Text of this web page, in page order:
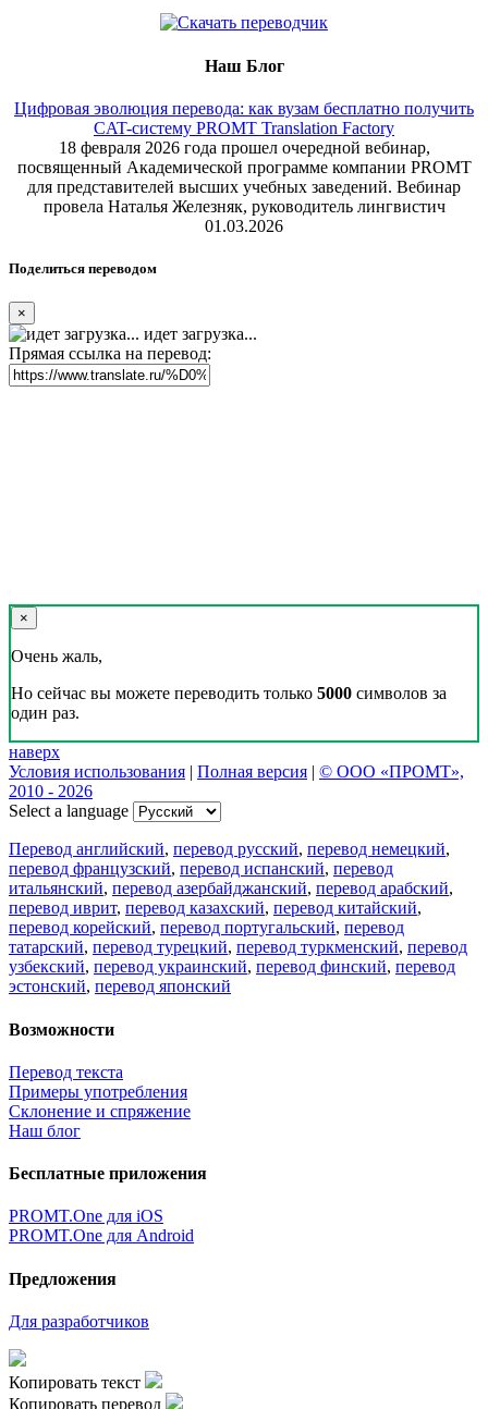
Наш Блог
Цифровая эволюция перевода: как вузам бесплатно получить
CAT-систему PROMT Translation Factory
18 февраля 2026 года прошел очередной вебинар,
посвященный Академической программе компании PROMT
для представителей высших учебных заведений. Вебинар
провела Наталья Железняк, руководитель лингвистич
01.03.2026
Поделиться переводом
×
идет загрузка...
Прямая ссылка на перевод:
×
Очень жаль,
Но сейчас вы можете переводить только 5000 символов за
один раз.
наверх
Условия использования | Полная версия | © ООО «ПРОМТ»,
2010 - 2026
Select a language
Перевод английский, перевод русский, перевод немецкий,
перевод французский, перевод испанский, перевод
итальянский, перевод азербайджанский, перевод арабский,
перевод иврит, перевод казахский, перевод китайский,
перевод корейский, перевод португальский, перевод
татарский, перевод турецкий, перевод туркменский, перевод
узбекский, перевод украинский, перевод финский, перевод
эстонский, перевод японский
Возможности
Перевод текста
Примеры употребления
Склонение и спряжение
Наш блог
Бесплатные приложения
PROMT.One для iOS
PROMT.One для Android
Предложения
Для разработчиков
Копировать текст
Копировать перевод